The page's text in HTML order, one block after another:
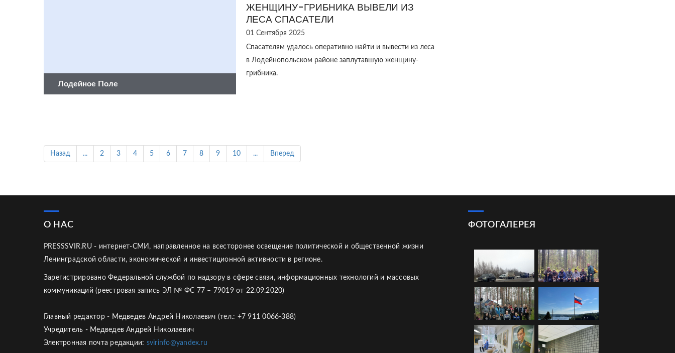
Лодейное Поле
ЖЕНЩИНУ-ГРИБНИКА ВЫВЕЛИ ИЗ
ЛЕСА СПАСАТЕЛИ
01 Сентября 2025
Спасателям удалось оперативно найти и вывести из леса
в Лодейнопольском районе заплутавшую женщину-
грибника.
Назад ... 2 3 4 5 6 7 8 9 10 ... Вперед
О НАС
PRESSSVIR.RU - интернет-СМИ, направленное на всесторонее освещение политической и общественной жизни
Ленинградской области, экономической и инвестиционной активности в регионе.
Зарегистрировано Федеральной службой по надзору в сфере связи, информационных технологий и массовых
коммуникаций (реестровая запись ЭЛ № ФС 77 – 79019 от 22.09.2020)
Главный редактор - Медведев Андрей Николаевич (тел.: +7 911 0066-388)
Учредитель - Медведев Андрей Николаевич
Электронная почта редакции: svirinfo@yandex.ru
ФОТОГАЛЕРЕЯ